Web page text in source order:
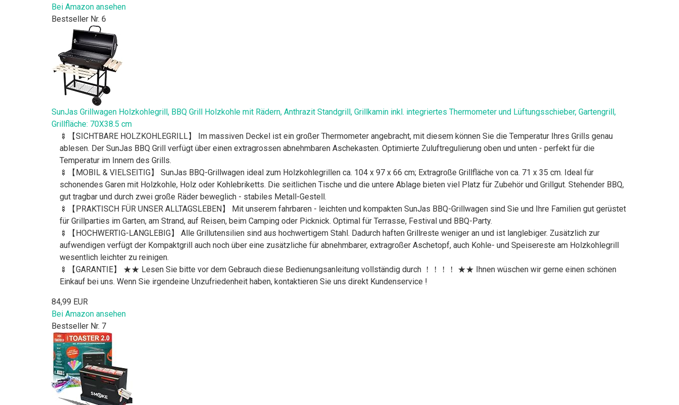
Bei Amazon ansehen
Bestseller Nr. 6
SunJas Grillwagen Holzkohlegrill, BBQ Grill Holzkohle mit Rädern, Anthrazit Standgrill, Grillkamin inkl. integriertes Thermometer und Lüftungsschieber, Gartengrill,
Grillfläche: 70X38.5 cm
🍢【SICHTBARE HOLZKOHLEGRILL】 Im massiven Deckel ist ein großer Thermometer angebracht, mit diesem können Sie die Temperatur Ihres Grills genau
ablesen. Der SunJas BBQ Grill verfügt über einen extragrossen abnehmbaren Aschekasten. Optimierte Zuluftregulierung oben und unten - perfekt für die
Temperatur im Innern des Grills.
🍢【MOBIL & VIELSEITIG】 SunJas BBQ-Grillwagen ideal zum Holzkohlegrillen ca. 104 x 97 x 66 cm; Extragroße Grillfläche von ca. 71 x 35 cm. Ideal für
schonendes Garen mit Holzkohle, Holz oder Kohlebriketts. Die seitlichen Tische und die untere Ablage bieten viel Platz für Zubehör und Grillgut. Stehender BBQ,
gut tragbar und durch zwei große Räder beweglich - stabiles Metall-Gestell.
🍢【PRAKTISCH FÜR UNSER ALLTAGSLEBEN】 Mit unserem fahrbaren - leichten und kompakten SunJas BBQ-Grillwagen sind Sie und Ihre Familien gut gerüstet
für Grillparties im Garten, am Strand, auf Reisen, beim Camping oder Picknick. Optimal für Terrasse, Festival und BBQ-Party.
🍢【HOCHWERTIG-LANGLEBIG】 Alle Grillutensilien sind aus hochwertigem Stahl. Dadurch haften Grillreste weniger an und ist langlebiger. Zusätzlich zur
aufwendigen verfügt der Kompaktgrill auch noch über eine zusätzliche für abnehmbarer, extragroßer Aschetopf, auch Kohle- und Speisereste am Holzkohlegrill
wesentlich leichter zu reinigen.
🍢【GARANTIE】 ★★ Lesen Sie bitte vor dem Gebrauch diese Bedienungsanleitung vollständig durch ！！！！ ★★ Ihnen wüschen wir gerne einen schönen
Einkauf bei uns. Wenn Sie irgendeine Unzufriedenheit haben, kontaktieren Sie uns direkt Kundenservice !
84,99 EUR
Bei Amazon ansehen
Bestseller Nr. 7